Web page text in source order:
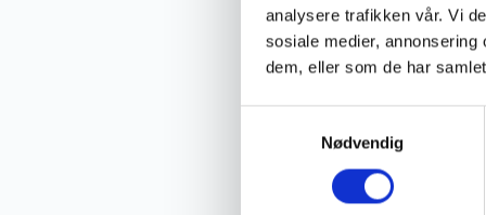
analysere trafikken vår. Vi
sosiale medier,
dem, eller som de har
Nødvendig